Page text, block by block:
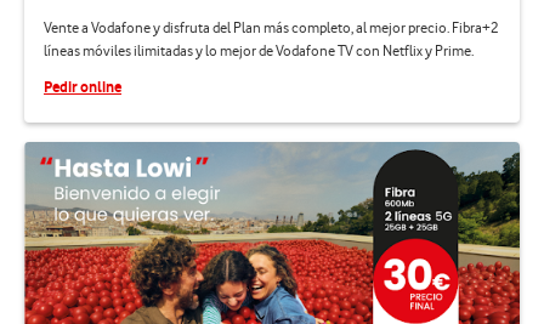
Vente a Vodafone y disfruta del Plan más completo, al mejor precio. Fibra+2
líneas móviles ilimitadas y lo mejor de Vodafone TV con Netflix y Prime.
Pedir online